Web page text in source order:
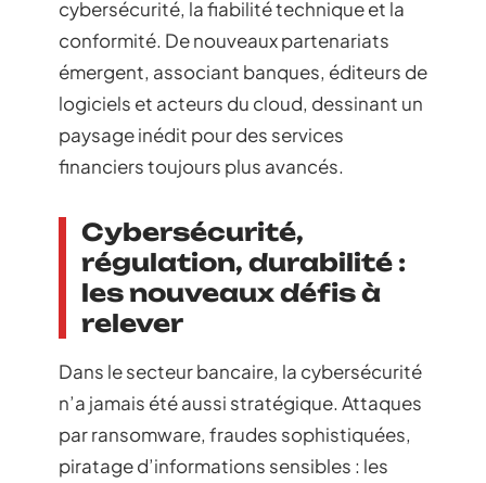
cybersécurité, la fiabilité technique et la
conformité. De nouveaux partenariats
émergent, associant banques, éditeurs de
logiciels et acteurs du cloud, dessinant un
paysage inédit pour des services
financiers toujours plus avancés.
Cybersécurité,
régulation, durabilité :
les nouveaux défis à
relever
Dans le secteur bancaire, la cybersécurité
n’a jamais été aussi stratégique. Attaques
par ransomware, fraudes sophistiquées,
piratage d’informations sensibles : les